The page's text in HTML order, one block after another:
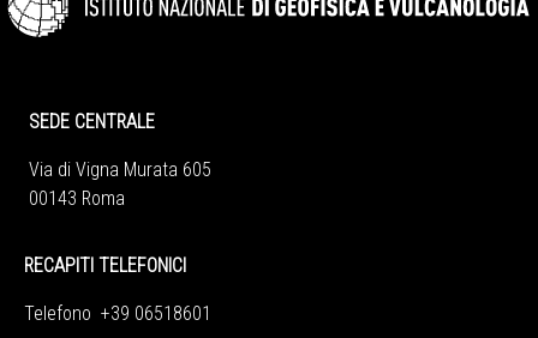
SEDE CENTRALE
Via di Vigna Murata 605
00143 Roma
RECAPITI TELEFONICI
Telefono +39 06518601